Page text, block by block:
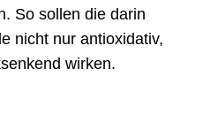
So sollen die darin
nicht nur antioxidativ,
wirken.